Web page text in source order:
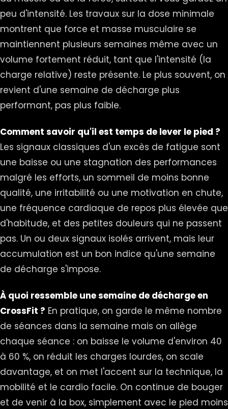
peu d'intensité. Les travaux sur la dose minimale
montrent que force et masse musculaire se
maintiennent plusieurs semaines même avec un
volume fortement réduit, tant que l'intensité (la
charge relative) reste présente. Le plus souvent, on
revient d'une semaine de décharge plus
performant, pas plus faible.
Comment savoir qu'il est temps de lever le pied ?
Les signaux classiques d'un excès de fatigue sont
une baisse ou une stagnation des performances
malgré les efforts, un sommeil de moins bonne
qualité, une irritabilité ou une motivation en chute,
une fréquence cardiaque de repos plus élevée que
d'habitude, et des petites douleurs qui ne passent
pas. Un ou deux signaux isolés arrivent, mais leur
accumulation est un bon indice qu'une semaine
de décharge s'impose.
À quoi ressemble une semaine de décharge en
CrossFit ? En pratique, on garde le même nombre
de séances dans la semaine mais on allège
chaque séance : on baisse le volume d'environ 40
à 60 %, on réduit les charges lourdes, on scale
davantage, et on met l'accent sur la technique, la
mobilité et le cardio facile. On continue de bouger
et de venir à la box, simplement avec le pied moins